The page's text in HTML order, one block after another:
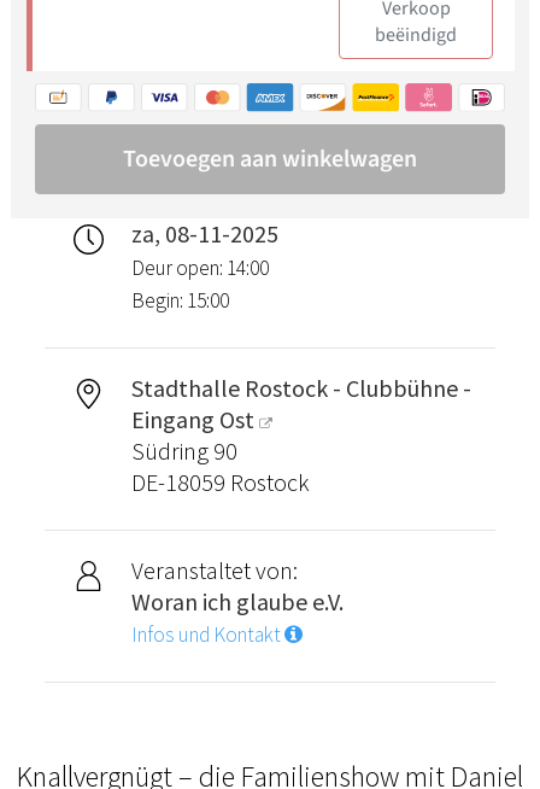
za, 08-11-2025
Deur open: 14:00
Begin: 15:00
Stadthalle Rostock - Clubbühne -
Eingang Ost
Südring 90
DE-18059 Rostock
Veranstaltet von:
Woran ich glaube e.V.
Infos und Kontakt
Knallvergnügt – die Familienshow mit Daniel